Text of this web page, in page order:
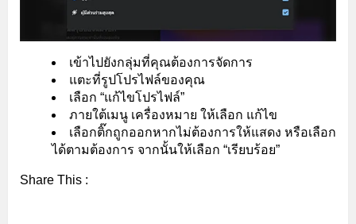
เข้าไปยังกลุ่มที่คุณต้องการจัดการ
แตะที่รูปโปรไฟล์ของคุณ
เลือก “แก้ไขโปรไฟล์”
ภายใต้เมนู เครื่องหมาย ให้เลือก แก้ไข
เลือกติ๊กถูกออกหากไม่ต้องการให้แสดง หรือเลือก
ได้ตามต้องการ จากนั้นให้เลือก “เรียบร้อย”
Share This :